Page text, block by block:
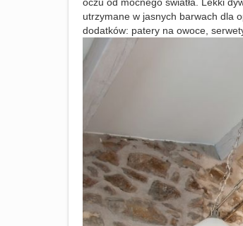
utrzymane w jasnych barwach dla
dodatków: patery na owoce,